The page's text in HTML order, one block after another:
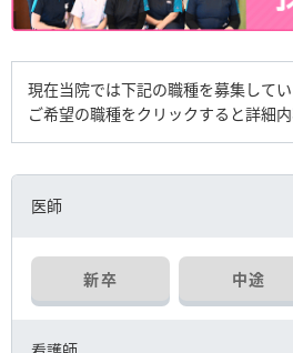
院内感染防止対策に関する取り組み事項
患者満足度調査／待ち時間調査
厚生労働大臣の定める掲示事項
糖尿病内科
現在当院では下記の職種を募集してい
ご希望の職種をクリックすると詳細
医師
新卒 中途